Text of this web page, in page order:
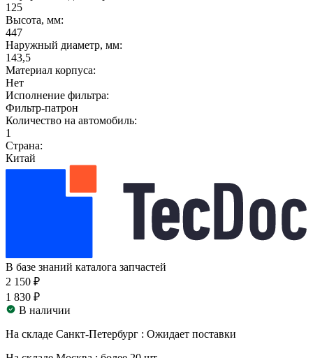
125
Высота, мм:
447
Наружный диаметр, мм:
143,5
Материал корпуса:
Нет
Исполнение фильтра:
Фильтр-патрон
Количество на автомобиль:
1
Страна:
Китай
В базе знаний каталога запчастей
2 150 ₽
1 830 ₽
В наличии
На складе Санкт-Петербург : Ожидает поставки